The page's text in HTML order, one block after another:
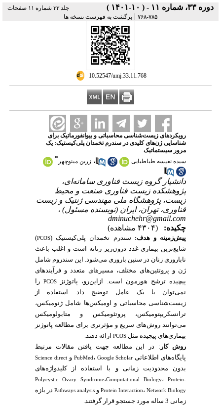
دوره ۳۳، شماره ۱۱ - ( ۱۰-۱۴۰۱ )
جلد ۳۳ شماره ۱۱ صفحات
۷۸۵-۷۶۸
| برگشت به فهرست نسخه ها
‎ 10.52547/umj.33.11.768
رویکردهای زیست‌شناسی محاسباتی و بیوانفورماتیک برای
شناسایی ژن‌های کلیدی در سندرم تخمدان پلی‌کیستیک: یک
مرور سیستماتیک
سیده نفیسه طباطبایی
، زرین مینوچهر *
دانشیار گروه زیست فناوری سامانه‌ای،
پژوهشکده زیست فناوری صنعت و محیط
زیست، پژوهشگاه ملی مهندسی ژنتیک و زیست
فناوری، تهران، ایران (نویسنده مسئول) ،
dminuchehr@gmail.com
چکیده:
(۴۳۰۴ مشاهده)
پیش‌زمینه و هدف: سندرم تخمدان پلی‌کیستیک (PCOS
)
شایع‌ترین بیماری غدد درون‌ریز زنانه است و اغلب باعث
ناباروری زنان در سنین باروری می‌شود. این سندروم شامل
ژن و پروتئین‌های مختلف، مسیرهای متعدد و فرآیندهای
پیچیده ترشح هورمون است. ازاین‌رو، پاتوژنز
PCOS
را
نمی‌توان با یک عامل توضیح داد. استفاده از
زیست‌شناسی محاسباتی و اومیکس‌ها شامل ژنومیکس،
ترانسکریپتومیکس،
پروتئومیکس و متابولومیکس
می‌توانند روش‌های سریع و مؤثرتری برای مطالعه پاتوژنز
بیماری‌های پیچیده مثل PCOSارائه دهند.
روش کار : در این مطالعه جهت یافتن مقالات مرتبط
پایگاه‌های اطلاعاتی
PubMed، Google Scholar وScience direct
بدون محدودیت زمانی و با استفاده از کلیدواژه‌های
Polycystic Ovary Syndrome،Computational Biology،Protein-
Protein Interaction،Network Biology وPathways analysis در بازه
زمانی 3 ساله مورد جستجو قرار گرفتند.